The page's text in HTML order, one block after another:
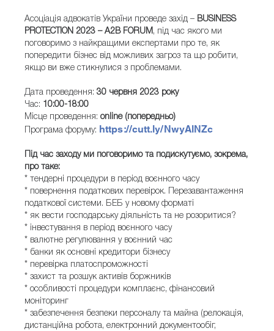
Асоціація адвокатів України проведе захід – BUSINESS
PROTECTION 2023 – A2B FORUM , під час якого ми
поговоримо з найкращими експертами про те, як
попередити бізнес від можливих загроз та що робити,
якщо ви вже стикнулися з проблемами.
Дата проведення: 30 червня 2023 року
Час: 10:00-18:00
Місце проведення: online (попередньо)
Програма форуму: https://cutt.ly/NwyAlNZc
Під час заходу ми поговоримо та подискутуємо, зокрема,
про таке:
* тендерні процедури в період воєнного часу
* повернення податкових перевірок. Перезавантаження
податкової системи. БЕБ у новому форматі
* як вести господарську діяльність та не розоритися?
* інвестування в період воєнного часу
* валютне регулювання у воєнний час
* банки як основні кредитори бізнесу
* перевірка платоспроможності
* захист та розшук активів боржників
* особливості процедури комплаєнс, фінансовий
моніторинг
* забезпечення безпеки персоналу та майна (релокація,
дистанційна робота, електронний документообіг,